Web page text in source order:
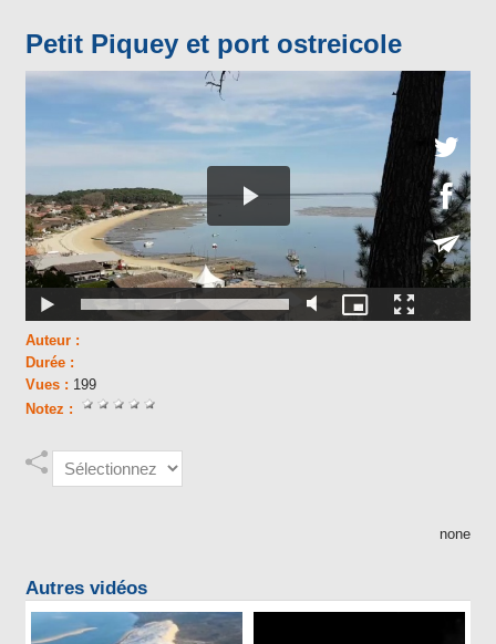
Petit Piquey et port ostreicole
Auteur :
Durée :
Vues : 199
Notez :
none
Autres vidéos